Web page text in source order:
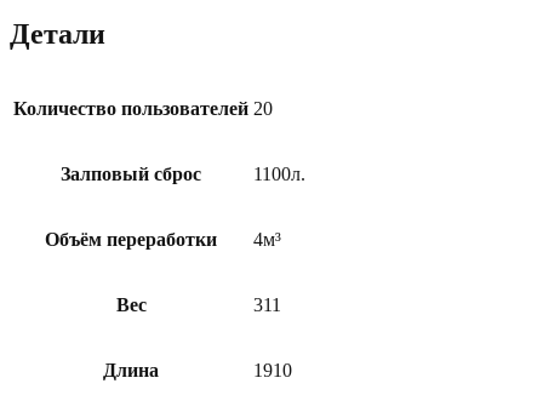
Детали
Количество пользователей 20
Залповый сброс 1100л.
Объём переработки 4м³
Вес 311
Длина 1910